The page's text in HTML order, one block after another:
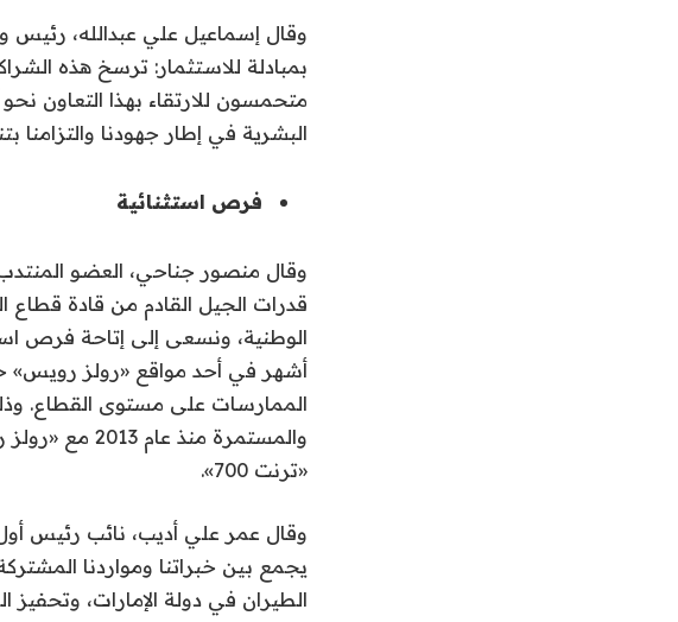
وقال إسماعيل علي عبدالله، رئيس
بمبادلة للاستثمار: ترسخ هذه
متحمسون للارتقاء بهذا التعاون
البشرية في إطار جهودنا والتزامنا
فرص استثنائية
وقال منصور جناحي، العضو
قدرات الجيل القادم من قادة قطاع
الوطنية، ونسعى إلى إتاحة فرص
أشهر في أحد مواقع «رولز رويس»
الممارسات على مستوى القطاع. وذلك
والمستمرة
«ترنت 700».
وقال عمر علي أديب، نائب رئيس
يجمع بين خبراتنا ومواردنا
الطيران في دولة الإمارات، وتحفيز